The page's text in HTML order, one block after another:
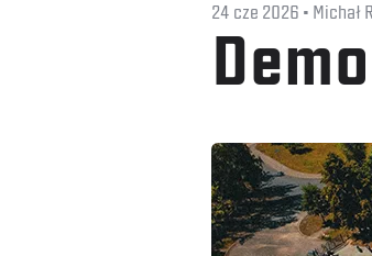
24 cze 2026 Michał